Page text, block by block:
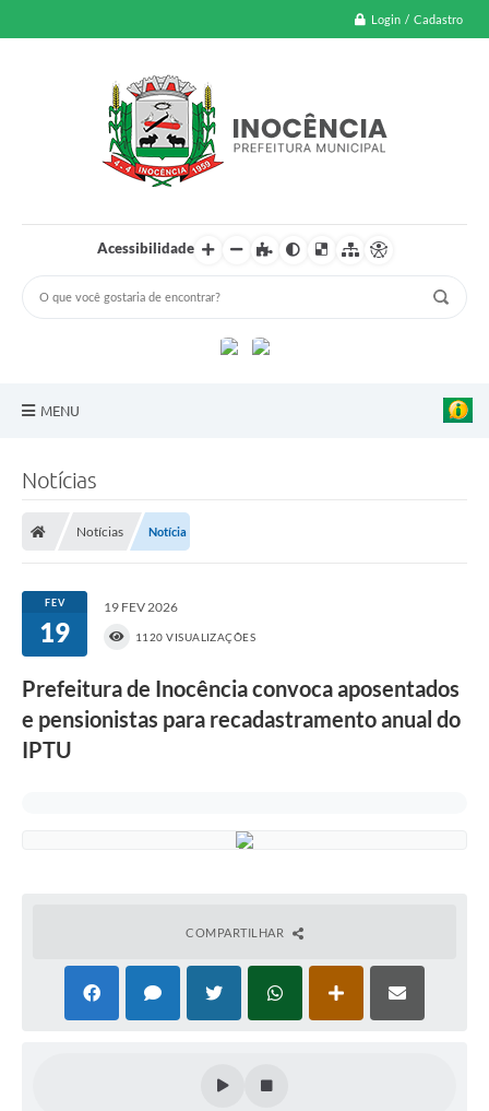
Login / Cadastro
Acessibilidade
MENU
Transparência Pública
Notícias
Legislação
Renuncia de Receita
Galeria de Fotos
Plano de Capacitação
Cadeia Integrada de Valor
Notícias
Notícias Notícia
FEV
19
19 FEV 2026
1120 VISUALIZAÇÕES
Prefeitura de Inocência convoca aposentados
e pensionistas para recadastramento anual do
IPTU
COMPARTILHAR